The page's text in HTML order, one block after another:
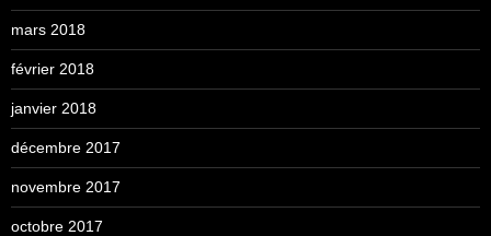
mars 2018
février 2018
janvier 2018
décembre 2017
novembre 2017
octobre 2017